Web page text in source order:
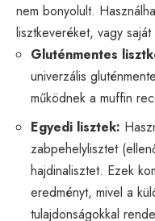
nem bonyolult.
lisztkeveréket, vagy
Gluténmentes
univerzális
működnek a muffin
Egyedi lisztek:
zabpehelylisztet
hajdinalisztet. Ezek
eredményt, mivel a
tulajdonságokkal